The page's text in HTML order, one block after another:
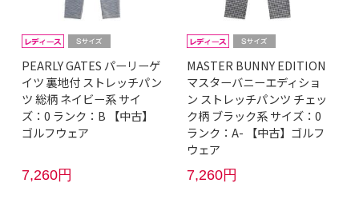
PEARLY GATES パーリーゲ
イツ 裏地付 ストレッチパン
ツ 総柄 ネイビー系 サイ
ズ：0 ランク：B 【中古】
ゴルフウェア
7,260円
MASTER BUNNY EDITION
マスターバニーエディショ
ン ストレッチパンツ チェッ
ク柄 ブラック系 サイズ：0
ランク：A- 【中古】ゴルフ
ウェア
7,260円